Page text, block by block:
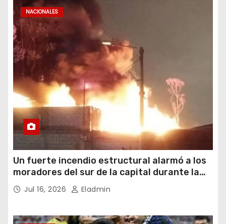
NACIONALES
Un fuerte incendio estructural alarmó a los
moradores del sur de la capital durante la
noche del miércoles 15 de julio de 2026
Jul 16, 2026 Eladmin